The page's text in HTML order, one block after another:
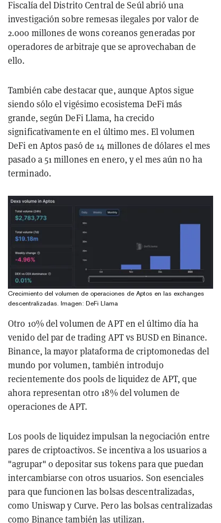
Fiscalía del Distrito Central de Seúl abrió una
investigación sobre remesas ilegales por valor de
2.000 millones de wons coreanos generadas por
operadores de arbitraje que se aprovechaban de
ello.
También cabe destacar que, aunque Aptos sigue
siendo sólo el vigésimo ecosistema DeFi más
grande, según DeFi Llama, ha crecido
significativamente en el último mes. El volumen
DeFi en Aptos pasó de 14 millones de dólares el mes
pasado a 51 millones en enero, y el mes aún no ha
terminado.
Crecimiento del volumen de operaciones de Aptos en las exchanges
descentralizadas. Imagen: DeFi Llama
Otro 10% del volumen de APT en el último día ha
venido del par de trading APT vs BUSD en Binance.
Binance, la mayor plataforma de criptomonedas del
mundo por volumen, también introdujo
recientemente dos pools de liquidez de APT, que
ahora representan otro 18% del volumen de
operaciones de APT.
Los pools de liquidez impulsan la negociación entre
pares de criptoactivos. Se incentiva a los usuarios a
"agrupar" o depositar sus tokens para que puedan
intercambiarse con otros usuarios. Son esenciales
para que funcionen las bolsas descentralizadas,
como Uniswap y Curve. Pero las bolsas centralizadas
como Binance también las utilizan.